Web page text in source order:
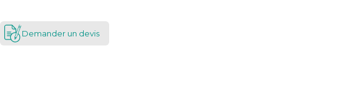
Demander un devis